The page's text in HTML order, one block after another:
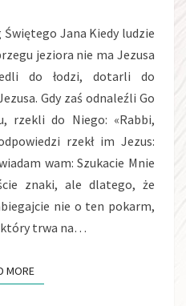
35,
Świętego Jana Kiedy ludzie
jeziora nie ma Jezusa
do łodzi, dotarli do
Gdy zaś odnaleźli Go
rzekli do Niego: «Rabbi,
rzekł im Jezus:
wam: Szukacie Mnie
znaki, ale dlatego, że
nie o ten pokarm,
który trwa na…
MOREREAD MORE